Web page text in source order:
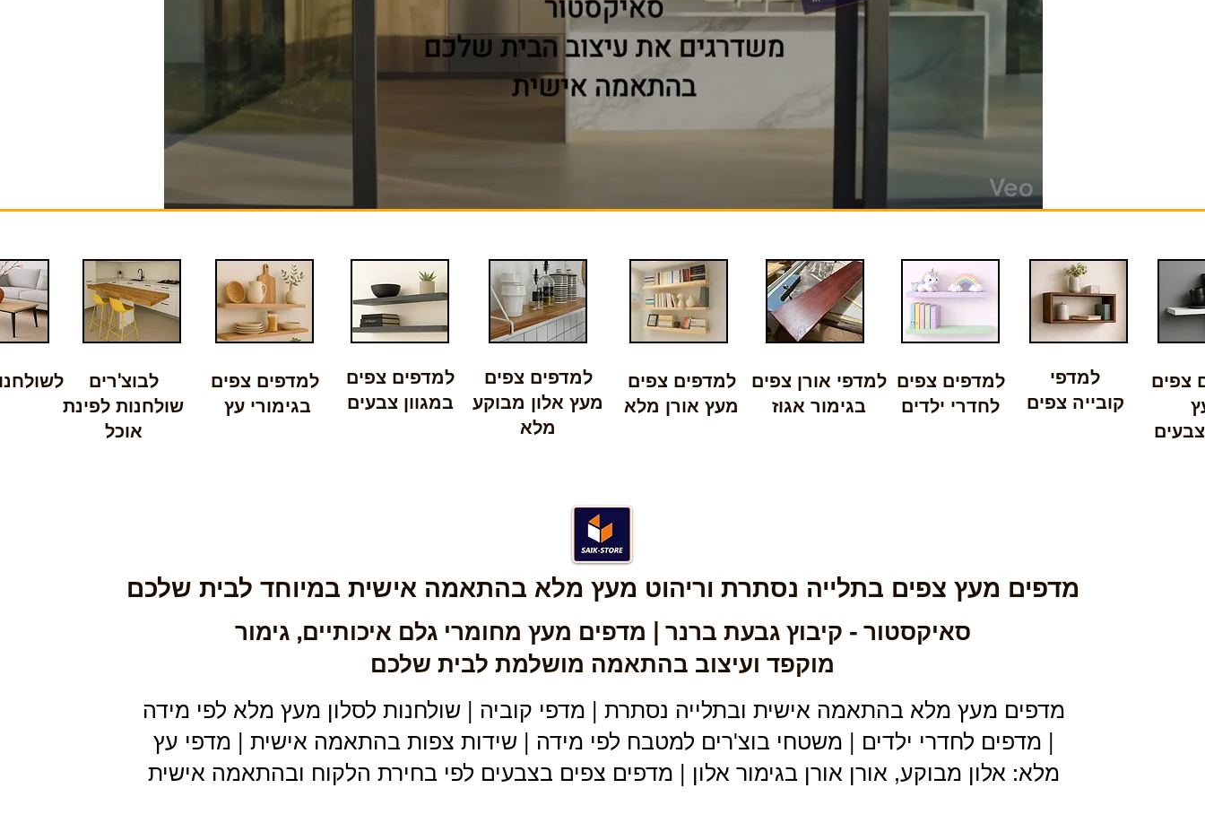
למדפים צפים
לחדרי ילדים
למדפי אורן צפים
בגימור אגוז
למדפי
קובייה צפים
צפים
למדפים צפים
מעץ אורן מלא
למדפים צפים
מעץ אלון מבוקע
מלא
למדפים צפים
בגימורי עץ
למדפים צפים
במגוון צבעים
לבוצ'רים
שולחנות לפינת
אוכל
מדפים מעץ צפים בתלייה נסתרת וריהוט מעץ מלא בהתאמה אישית במיוחד לבית שלכם
סאיקסטור - קיבוץ גבעת ברנר | מדפים מעץ מחומרי גלם איכותיים, גימור
מוקפד ועיצוב בהתאמה מושלמת לבית שלכם
מדפים מעץ מלא בהתאמה אישית ובתלייה נסתרת | מדפי קוביה | שולחנות לסלון מעץ מלא לפי מידה
| מדפים לחדרי ילדים | משטחי בוצ'רים למטבח לפי מידה | שידות צפות בהתאמה אישית | מדפי עץ
מלא: אלון מבוקע, אורן אורן בגימור אלון | מדפים צפים בצבעים לפי בחירת הלקוח ובהתאמה אישית​